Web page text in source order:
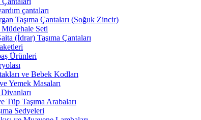
çantaları
Taşıma Çantaları (Soğuk Zincir)
Seti
(İdrar) Taşıma Çantaları
Ürünleri
ve Bebek Kodları
Yemek Masaları
Tüp Taşıma Arabaları
Sedyeleri